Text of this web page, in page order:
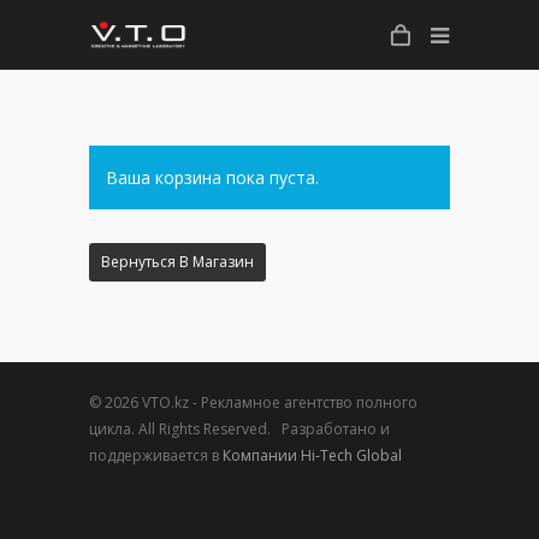
Ваша корзина пока пуста.
Вернуться В Магазин
© 2026 VTO.kz - Рекламное агентство полного
цикла. All Rights Reserved. Разработано и
поддерживается в Компании Hi-Tech Global